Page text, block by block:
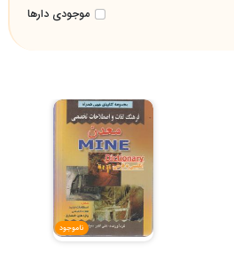
موجودی دارها
ناموجود